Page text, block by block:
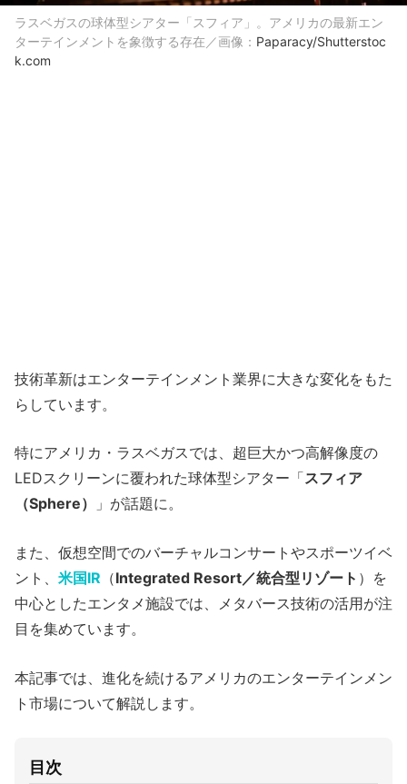
ラスベガスの球体型シアター「スフィア」。アメリカの最新エン
ターテインメントを象徴する存在／画像： Paparacy/Shutterstoc
k.com
技術革新はエンターテインメント業界に大きな変化をもた
らしています。
特にアメリカ・ラスベガスでは、超巨大かつ高解像度の
LEDスクリーンに覆われた球体型シアター「スフィア
（Sphere）
」が話題に。
また、仮想空間でのバーチャルコンサートやスポーツイベ
ント、 米国IR （Integrated Resort／統合型リゾート ）を
中心としたエンタメ施設では、メタバース技術の活用が注
目を集めています。
本記事では、進化を続けるアメリカのエンターテインメン
ト市場について解説します。
目次